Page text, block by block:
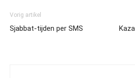
Vorig artikel
Sjabbat-tijden per SMS